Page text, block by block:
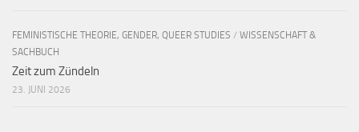
FEMINISTISCHE THEORIE, GENDER, QUEER STUDIES / WISSENSCHAFT &
SACHBUCH
Zeit zum Zündeln
23. JUNI 2026